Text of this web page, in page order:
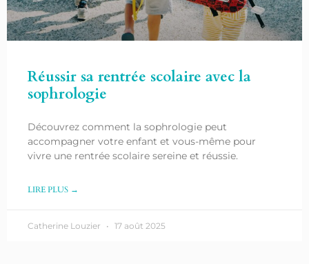
Réussir sa rentrée scolaire avec la
sophrologie
Découvrez comment la sophrologie peut
accompagner votre enfant et vous-même pour
vivre une rentrée scolaire sereine et réussie.
LIRE PLUS →
Catherine Louzier 17 août 2025